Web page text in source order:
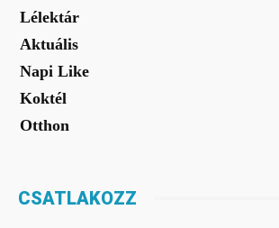
Lélektár
Aktuális
Napi Like
Koktél
Otthon
CSATLAKOZZ